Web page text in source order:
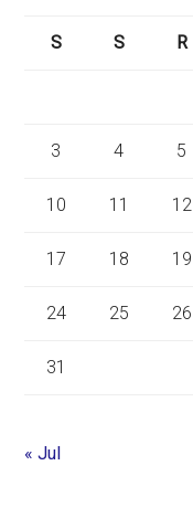
S
S R
3 4 5
10 11 12
17 18 19
24 25 26
31
« Jul